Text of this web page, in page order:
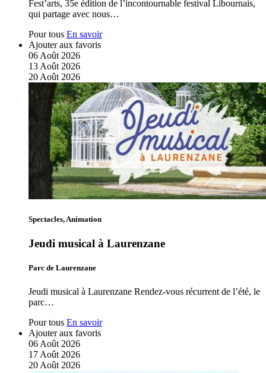
Fest’arts, 35e édition de l’incontournable festival Libournais,
qui partage avec nous…
Pour tous En savoir
Ajouter aux favoris
06 Août 2026
13 Août 2026
20 Août 2026
Spectacles, Animation
Jeudi musical à Laurenzane
Parc de Laurenzane
Jeudi musical à Laurenzane Rendez-vous récurrent de l’été, le
parc…
Pour tous En savoir
Ajouter aux favoris
06 Août 2026
17 Août 2026
20 Août 2026